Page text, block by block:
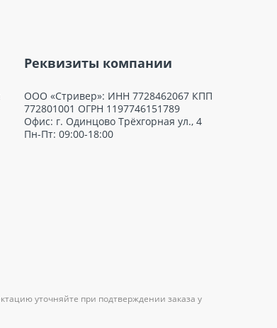
Реквизиты компании
ООО «Стривер»: ИНН 7728462067 КПП
772801001 ОГРН 1197746151789
Офис: г. Одинцово Трёхгорная ул., 4
Пн-Пт: 09:00-18:00
уточняйте при подтверждении заказа у